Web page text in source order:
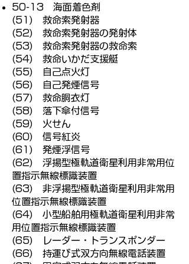
50-13 海面着色剤
(51) 救命索発射器
(52) 救命索発射器の発射体
(53) 救命索発射器の救命索
(54) 救命いかだ支援艇
(55) 自己点火灯
(56) 自己発煙信号
(57) 救命胴衣灯
(58) 落下傘付信号
(59) 火せん
(60) 信号紅炎
(61) 発煙浮信号
(62) 浮揚型極軌道衛星利用非常用位
置指示無線標識装置
(63) 非浮揚型極軌道衛星利用非常用
位置指示無線標識装置
(64) 小型船舶用極軌道衛星利用非常
用位置指示無線標識装置
(65) レーダー・トランスポンダー
(66) 持運び式双方向無線電話装置